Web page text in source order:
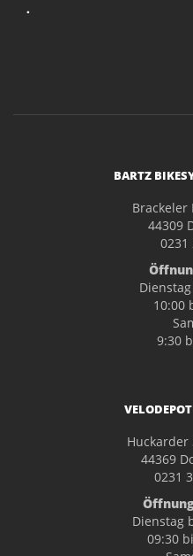
.
BARTZ
Brackeler
44309
0231
10:00
9:30
Huckarder
44369
0231
Dienstag
09:30